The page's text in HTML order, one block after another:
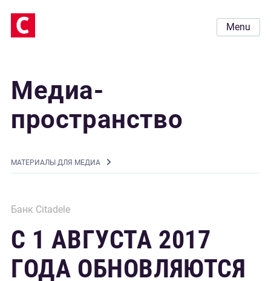
Menu
Медиа-
пространство
MАТЕРИАЛЫ ДЛЯ МЕДИА
Банк Citadele
С 1 АВГУСТА 2017
ГОДА ОБНОВЛЯЮТСЯ